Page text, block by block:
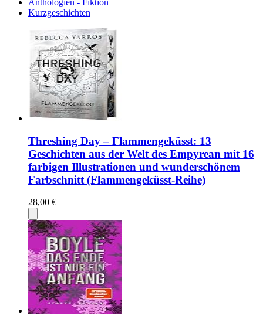
Kurzgeschichten
Threshing Day – Flammengeküsst: 13
Geschichten aus der Welt des Empyrean mit 16
farbigen Illustrationen und wunderschönem
Farbschnitt (Flammengeküsst-Reihe)
28,00 €